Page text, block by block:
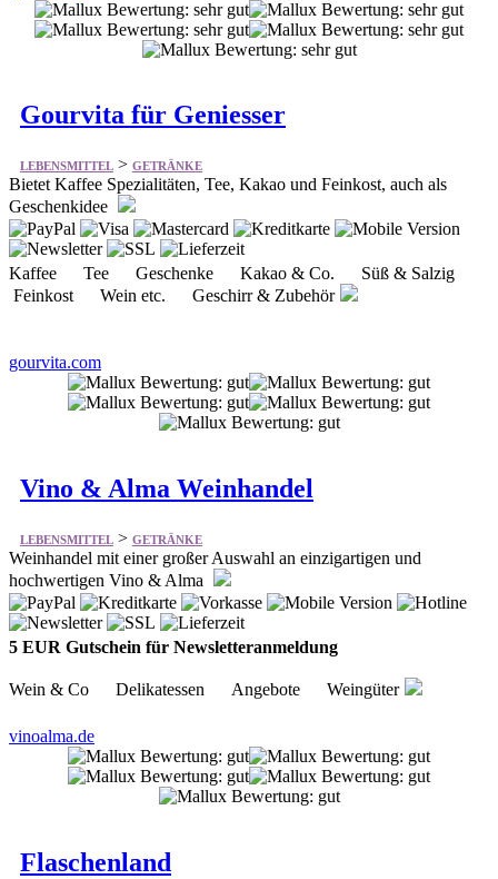
Gourvita für Geniesser
LEBENSMITTEL > GETRÄNKE
Bietet Kaffee Spezialitäten, Tee, Kakao und Feinkost, auch als
Geschenkidee
Kaffee Tee Geschenke Kakao & Co. Süß & Salzig
Feinkost Wein etc. Geschirr & Zubehör
gourvita.com
Vino & Alma Weinhandel
LEBENSMITTEL > GETRÄNKE
Weinhandel mit einer großer Auswahl an einzigartigen und
hochwertigen Vino & Alma
5 EUR Gutschein für Newsletteranmeldung
Wein & Co Delikatessen Angebote Weingüter
vinoalma.de
Flaschenland